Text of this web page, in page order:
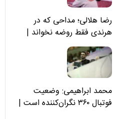
رضا هلالی؛ مداحی که در
هرندی فقط روضه نخواند |
مسئولان «تکیه‌گاه آقا مرتضی
علی(ع)» را جدی‌تر ببینند
محمد ابراهیمی: وضعیت
فوتبال ۳۶۰ نگران‌کننده است |